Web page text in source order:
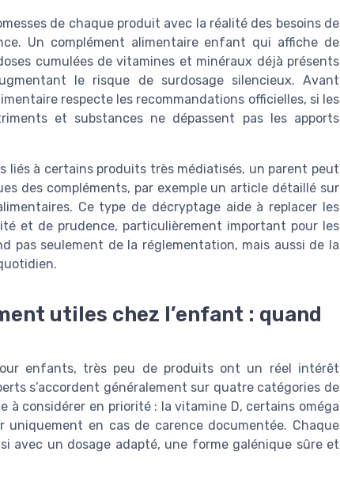
de chaque produit avec la réalité des besoins de
Un complément alimentaire enfant qui affiche de
cumulées de vitamines et minéraux déjà présents
le risque de surdosage silencieux. Avant
respecte les recommandations officielles, si les
et substances ne dépassent pas les apports
liés à certains produits très médiatisés, un parent peut
des compléments, par exemple un article détaillé sur
Ce type de décryptage aide à replacer les
et de prudence, particulièrement important pour les
pas seulement de la réglementation, mais aussi de la
utiles chez l’enfant : quand
enfants, très peu de produits ont un réel intérêt
s’accordent généralement sur quatre catégories de
considérer en priorité : la vitamine D, certains oméga
en cas de carence documentée. Chaque
avec un dosage adapté, une forme galénique sûre et